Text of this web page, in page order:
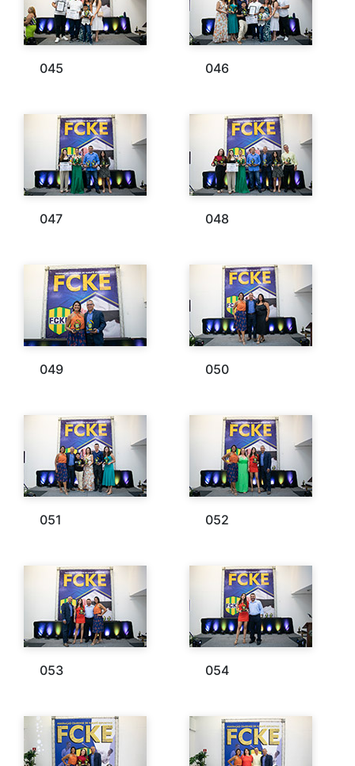
045 046
047 048
049 050
051 052
053 054